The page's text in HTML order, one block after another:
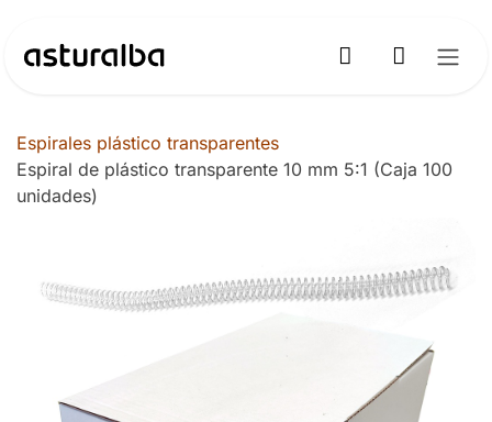
Espirales plástico transparentes
Espiral de plástico transparente 10 mm 5:1 (Caja 100
unidades)